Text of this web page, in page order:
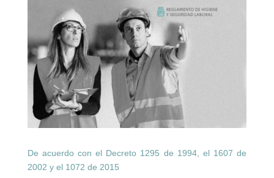
De acuerdo con el Decreto 1295 de 1994, el 1607 de
2002 y el 1072 de 2015